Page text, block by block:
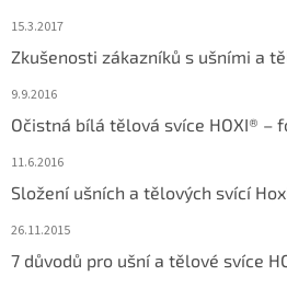
15.3.2017
Zkušenosti zákazníků s ušními a
9.9.2016
Očistná bílá tělová svíce HOXI® –
11.6.2016
Složení ušních a tělových svící
26.11.2015
7 důvodů pro ušní a tělové svíce